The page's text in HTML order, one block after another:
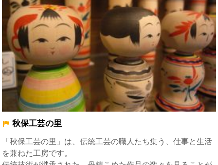
秋保工芸の里
「秋保工芸の里」は、伝統工芸の職人たち集う、仕事と生活
を兼ねた工房です。